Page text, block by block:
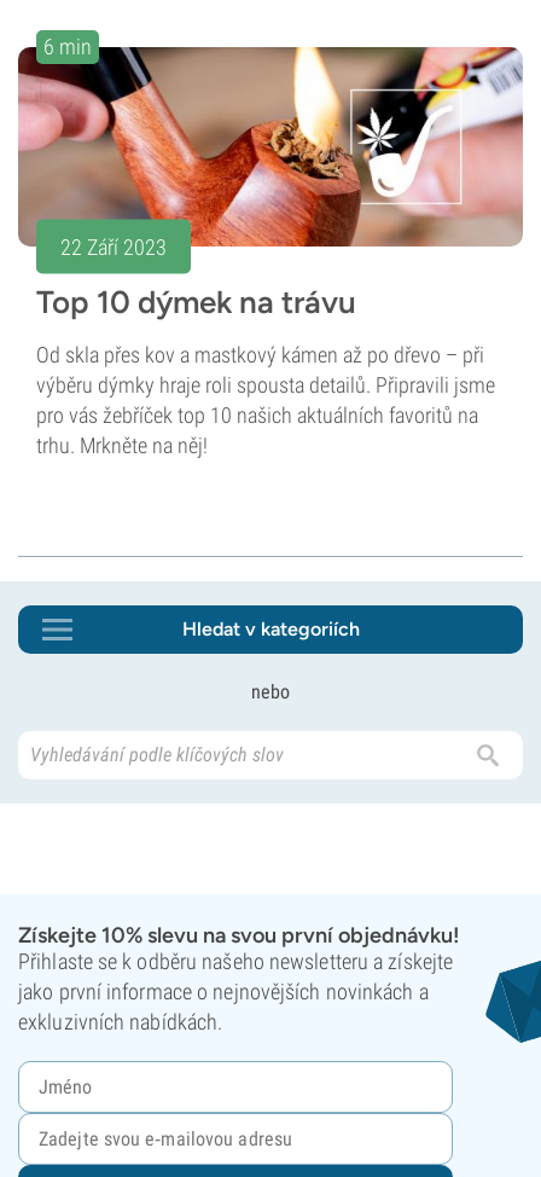
6 min
22 Září 2023
Top 10 dýmek na trávu
Od skla přes kov a mastkový kámen až po dřevo – při
výběru dýmky hraje roli spousta detailů. Připravili jsme
pro vás žebříček top 10 našich aktuálních favoritů na
trhu. Mrkněte na něj!
Hledat v kategoriích
nebo
Získejte 10% slevu na svou první objednávku!
Přihlaste se k odběru našeho newsletteru a získejte
jako první informace o nejnovějších novinkách a
exkluzivních nabídkách.